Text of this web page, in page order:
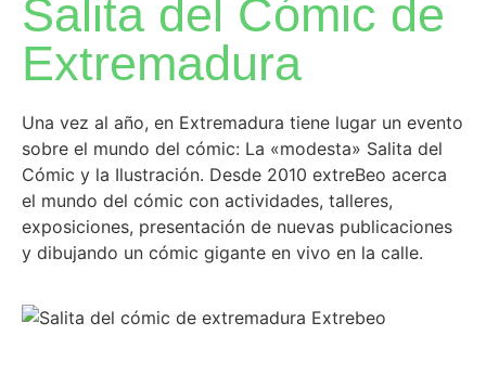
Salita del Cómic de
Extremadura
Una vez al año, en Extremadura tiene lugar un evento
sobre el mundo del cómic: La «modesta» Salita del
Cómic y la Ilustración. Desde 2010 extreBeo acerca
el mundo del cómic con actividades, talleres,
exposiciones, presentación de nuevas publicaciones
y dibujando un cómic gigante en vivo en la calle.